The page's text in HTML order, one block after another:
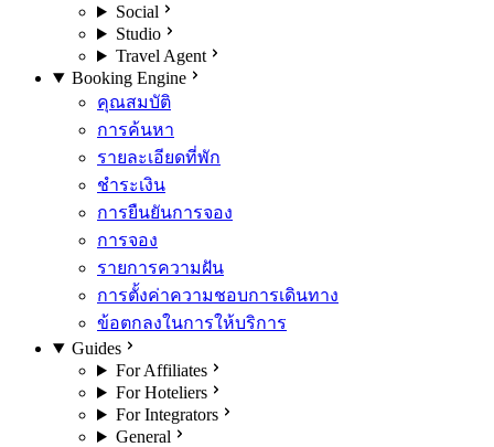
Social
Studio
Travel Agent
Booking Engine
คุณสมบัติ
การค้นหา
รายละเอียดที่พัก
ชำระเงิน
การยืนยันการจอง
การจอง
รายการความฝัน
การตั้งค่าความชอบการเดินทาง
ข้อตกลงในการให้บริการ
Guides
For Affiliates
For Hoteliers
For Integrators
General